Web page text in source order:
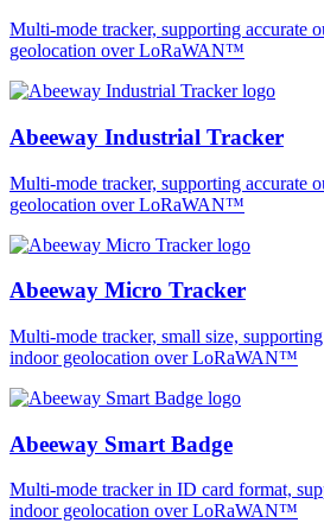
Multi-mode tracker, supporting accurate
geolocation over LoRaWAN™
Abeeway Industrial Tracker
Multi-mode tracker, supporting accurate
geolocation over LoRaWAN™
Abeeway Micro Tracker
Multi-mode tracker, small size,
indoor geolocation over LoRaWAN™
Abeeway Smart Badge
Multi-mode tracker in ID card format,
indoor geolocation over LoRaWAN™